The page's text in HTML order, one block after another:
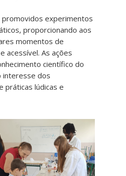
experimentos
proporcionando aos
momentos de
acessível. As ações
científico do
interesse dos
práticas lúdicas e